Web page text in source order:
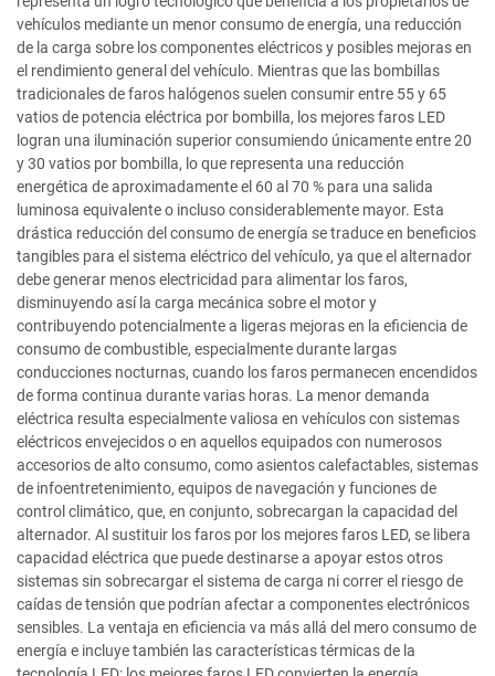
vehículos mediante un menor consumo de energía, una reducción
de la carga sobre los componentes eléctricos y posibles mejoras en
el rendimiento general del vehículo. Mientras que las bombillas
tradicionales de faros halógenos suelen consumir entre 55 y 65
vatios de potencia eléctrica por bombilla, los mejores faros LED
logran una iluminación superior consumiendo únicamente entre 20
y 30 vatios por bombilla, lo que representa una reducción
energética de aproximadamente el 60 al 70 % para una salida
luminosa equivalente o incluso considerablemente mayor. Esta
drástica reducción del consumo de energía se traduce en beneficios
tangibles para el sistema eléctrico del vehículo, ya que el alternador
debe generar menos electricidad para alimentar los faros,
disminuyendo así la carga mecánica sobre el motor y
contribuyendo potencialmente a ligeras mejoras en la eficiencia de
consumo de combustible, especialmente durante largas
conducciones nocturnas, cuando los faros permanecen encendidos
de forma continua durante varias horas. La menor demanda
eléctrica resulta especialmente valiosa en vehículos con sistemas
eléctricos envejecidos o en aquellos equipados con numerosos
accesorios de alto consumo, como asientos calefactables, sistemas
de infoentretenimiento, equipos de navegación y funciones de
control climático, que, en conjunto, sobrecargan la capacidad del
alternador. Al sustituir los faros por los mejores faros LED, se libera
capacidad eléctrica que puede destinarse a apoyar estos otros
sistemas sin sobrecargar el sistema de carga ni correr el riesgo de
caídas de tensión que podrían afectar a componentes electrónicos
sensibles. La ventaja en eficiencia va más allá del mero consumo de
energía e incluye también las características térmicas de la